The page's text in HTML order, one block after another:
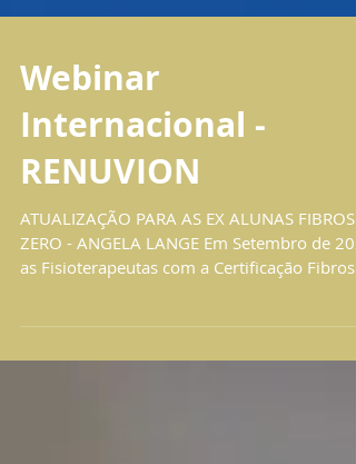
Webinar
Internacional -
RENUVION
ATUALIZAÇÃO PARA AS EX ALUNAS FIBROSE
as Fisioterapeutas com a Certificação Fibrose